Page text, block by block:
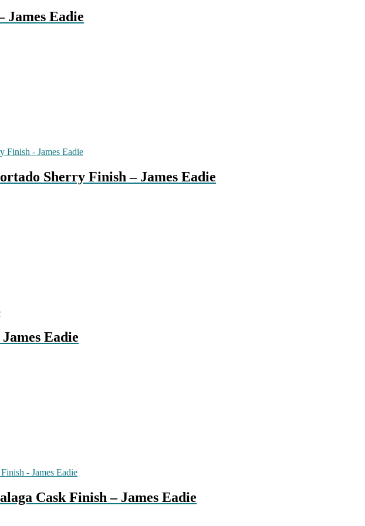
James Eadie
Sherry Finish – James Eadie
Eadie
Cask Finish – James Eadie